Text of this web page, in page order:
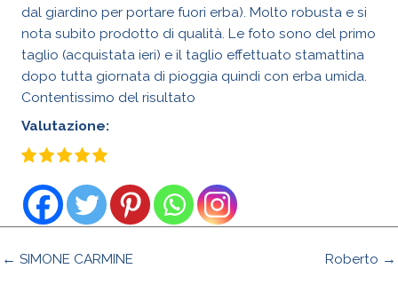
dal giardino per portare fuori erba). Molto robusta e si
nota subito prodotto di qualità. Le foto sono del primo
taglio (acquistata ieri) e il taglio effettuato stamattina
dopo tutta giornata di pioggia quindi con erba umida.
Contentissimo del risultato
Valutazione:
← SIMONE CARMINE Roberto →